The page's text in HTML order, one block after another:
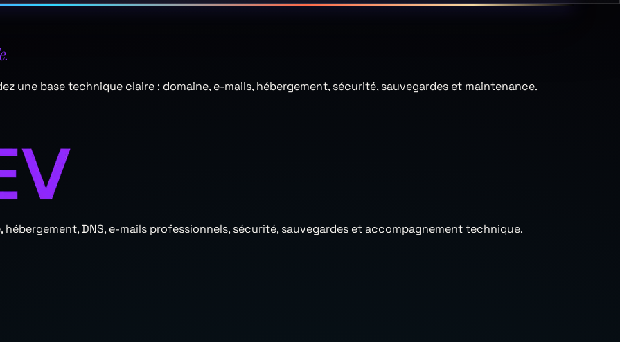
une base technique claire : domaine, e-mails, hébergement, sécurité, sauvegardes et maintenance.
DNS, e-mails professionnels, sécurité, sauvegardes et accompagnement technique.